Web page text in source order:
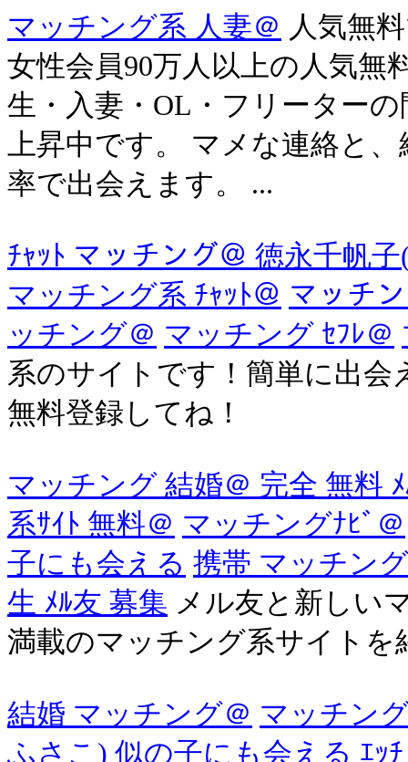
マッチング系 人妻＠ 人気無
女性会員90万人以上の人気無
生・入妻・OL・フリーター
上昇中です。 マメな連絡と
率で出会えます。 ...
ﾁｬｯﾄ マッチング＠ 徳永千帆
マッチング系 ﾁｬｯﾄ＠ マッチ
ッチング＠ マッチング ｾﾌﾚ＠
系のサイトです！簡単に出
無料登録してね！
マッチング 結婚＠ 完全 無料
系ｻｲﾄ 無料＠ マッチングﾅﾋﾞ＠
子にも会える 携帯 マッチン
生 ﾒﾙ友 募集 メル友と新しい
満載のマッチング系サイトを
結婚 マッチング＠ マッチン
ふさこ) 似の子にも会える ｴｯ